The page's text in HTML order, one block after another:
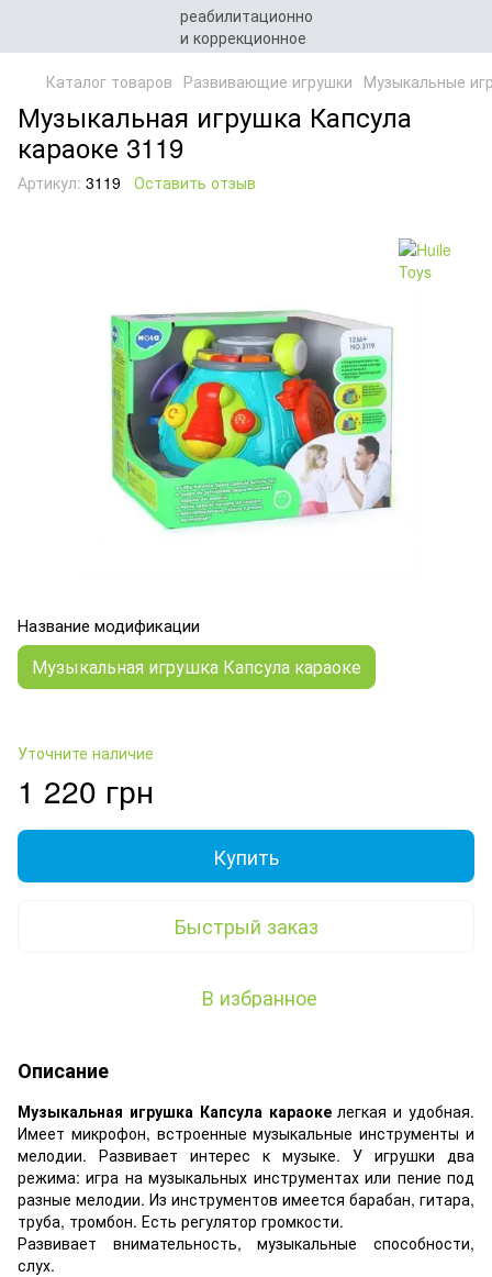
Каталог товаров Развивающие игрушки Музыкальные
Музыкальная игрушка Капсула
караоке 3119
Артикул: 3119 Оставить отзыв
Название модификации
Музыкальная игрушка Капсула караоке
Уточните наличие
1 220 грн
Купить
Быстрый заказ
В избранное
Описание
Музыкальная игрушка Капсула караокелегкая и удобная.
Имеет микрофон, встроенные музыкальные инструменты и
мелодии. Развивает интерес к музыке. У игрушки два
режима: игра на музыкальных инструментах или пение под
разные мелодии. Из инструментов имеется барабан, гитара,
труба, тромбон. Есть регулятор громкости.
Развивает внимательность, музыкальные способности,
слух.